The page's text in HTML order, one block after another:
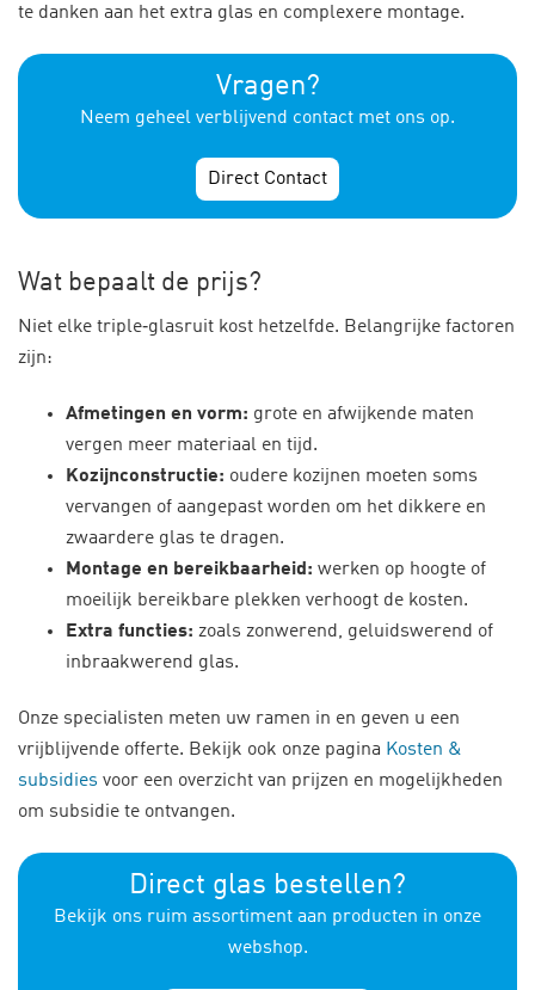
te danken aan het extra glas en complexere montage.
Vragen?
Neem geheel verblijvend contact met ons op.
Direct Contact
Wat bepaalt de prijs?
Niet elke triple‑glasruit kost hetzelfde. Belangrijke factoren
zijn:
Afmetingen en vorm: grote en afwijkende maten
vergen meer materiaal en tijd.
Kozijnconstructie: oudere kozijnen moeten soms
vervangen of aangepast worden om het dikkere en
zwaardere glas te dragen.
Montage en bereikbaarheid: werken op hoogte of
moeilijk bereikbare plekken verhoogt de kosten.
Extra functies: zoals zonwerend, geluidswerend of
inbraakwerend glas.
Onze specialisten meten uw ramen in en geven u een
vrijblijvende offerte. Bekijk ook onze pagina Kosten &
subsidies voor een overzicht van prijzen en mogelijkheden
om subsidie te ontvangen.
Direct glas bestellen?
Bekijk ons ruim assortiment aan producten in onze
webshop.